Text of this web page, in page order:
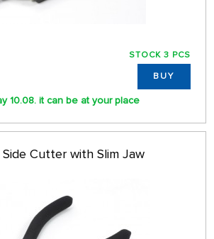
STOCK 3 PCS
BUY
10.08. it can be at your place
Cutter with Slim Jaw